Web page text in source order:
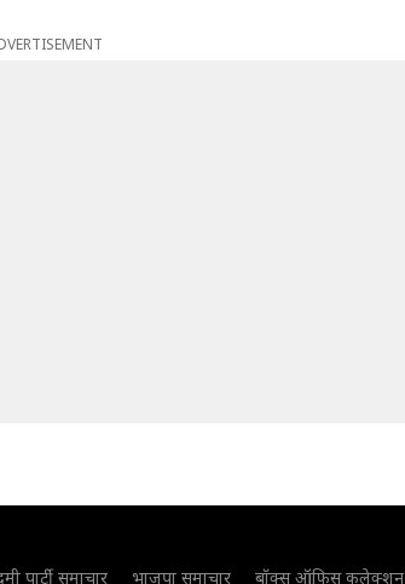
पार्टी समाचार भाजपा समाचार बॉक्स ऑफिस कलेक्शन